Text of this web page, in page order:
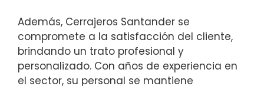
Además, Cerrajeros Santander se
compromete a la satisfacción del cliente,
brindando un trato profesional y
personalizado. Con años de experiencia en
el sector, su personal se mantiene